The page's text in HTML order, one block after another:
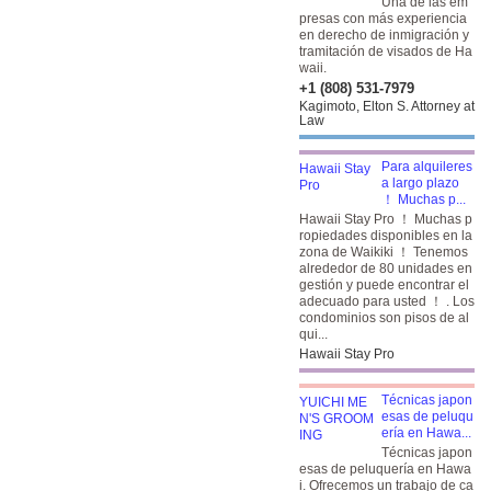
presas con más experiencia
en derecho de inmigración y
tramitación de visados de Ha
waii.
+1 (808) 531-7979
Kagimoto, Elton S. Attorney at
Law
Para alquileres
a largo plazo
！ Muchas p...
Hawaii Stay Pro ！ Muchas p
ropiedades disponibles en la
zona de Waikiki ！ Tenemos
alrededor de 80 unidades en
gestión y puede encontrar el
adecuado para usted ！ . Los
condominios son pisos de al
qui...
Hawaii Stay Pro
Técnicas japon
esas de peluqu
ería en Hawa...
Técnicas japon
esas de peluquería en Hawa
i. Ofrecemos un trabajo de ca